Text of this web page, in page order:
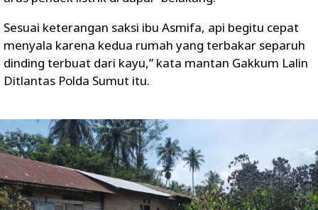
Sesuai keterangan saksi ibu Asmifa, api begitu cepat
menyala karena kedua rumah yang terbakar separuh
dinding terbuat dari kayu,” kata mantan Gakkum Lalin
Ditlantas Polda Sumut itu.